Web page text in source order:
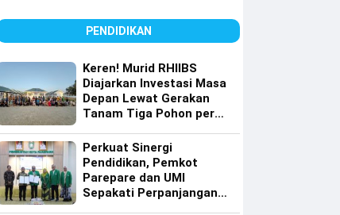
PENDIDIKAN
Keren! Murid RHIIBS
Diajarkan Investasi Masa
Depan Lewat Gerakan
Tanam Tiga Pohon per
Perkuat Sinergi
Pendidikan, Pemkot
Parepare dan UMI
Sepakati Perpanjangan